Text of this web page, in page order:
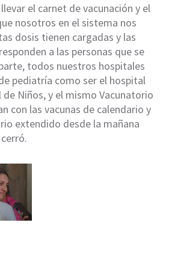
el carnet de vacunación y el
nosotros en el sistema nos
dosis tienen cargadas y las
a las personas que se
todos nuestros hospitales
pediatría como ser el hospital
Niños, y el mismo Vacunatorio
con las vacunas de calendario y
extendido desde la mañana